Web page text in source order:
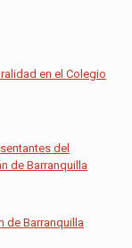
en el Colegio
del
de Barranquilla
de Barranquilla